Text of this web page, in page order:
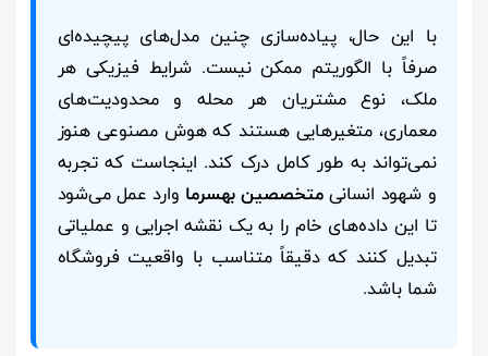
با این حال، پیاده‌سازی چنین مدل‌های پیچیده‌ای
صرفاً با الگوریتم ممکن نیست. شرایط فیزیکی هر
ملک، نوع مشتریان هر محله و محدودیت‌های
معماری، متغیرهایی هستند که هوش مصنوعی هنوز
نمی‌تواند به طور کامل درک کند. اینجاست که تجربه
و شهود انسانیمتخصصین بهسرما وارد عمل می‌شود
تا این داده‌های خام را به یک نقشه اجرایی و عملیاتی
تبدیل کنند که دقیقاً متناسب با واقعیت فروشگاه
شما باشد.